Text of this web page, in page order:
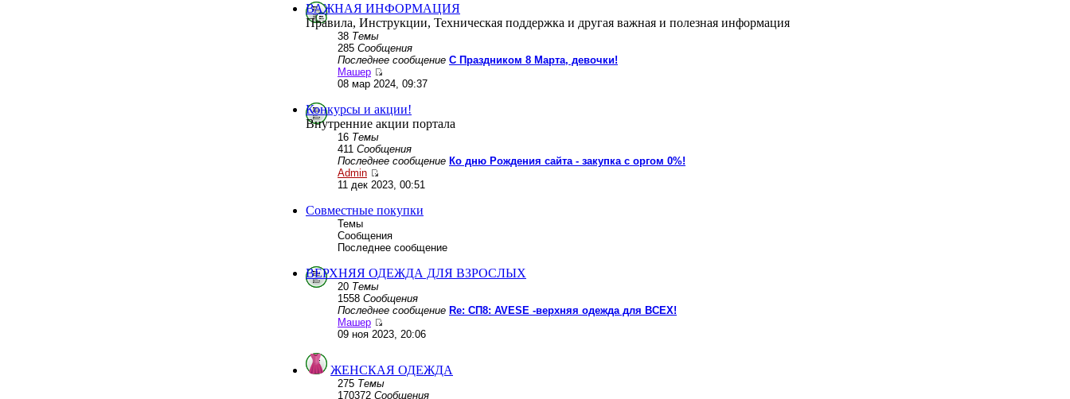
ВАЖНАЯ ИНФОРМАЦИЯ
Правила, Инструкции, Техническая поддержка и другая важная и полезная информация
38 Темы
285 Сообщения
Последнее сообщение С Праздником 8 Марта, девочки!
Машер
08 мар 2024, 09:37
Конкурсы и акции!
Внутренние акции портала
16 Темы
411 Сообщения
Последнее сообщение Ко дню Рождения сайта - закупка с оргом 0%!
Admin
11 дек 2023, 00:51
Совместные покупки
Темы
Сообщения
Последнее сообщение
ВЕРХНЯЯ ОДЕЖДА ДЛЯ ВЗРОСЛЫХ
20 Темы
1558 Сообщения
Последнее сообщение Re: СП8: AVESE -верхняя одежда для ВСЕХ!
Машер
09 ноя 2023, 20:06
ЖЕНСКАЯ ОДЕЖДА
275 Темы
170372 Сообщения